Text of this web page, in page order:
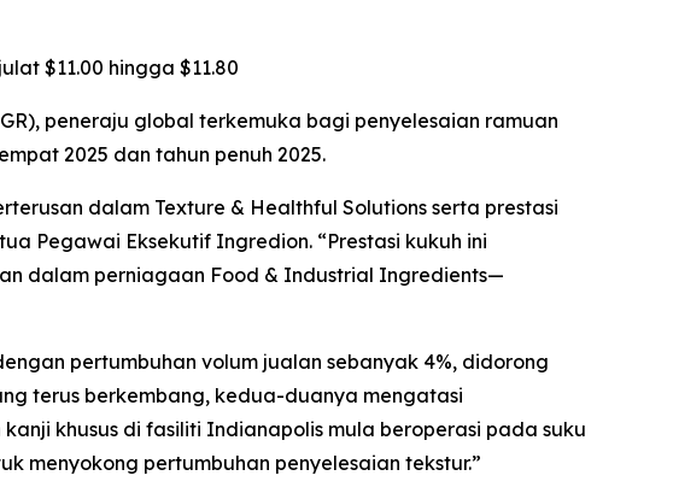
$11.00 hingga $11.80
peneraju global terkemuka bagi penyelesaian ramuan
2025 dan tahun penuh 2025.
dalam Texture & Healthful Solutions serta prestasi
Pegawai Eksekutif Ingredion. “Prestasi kukuh ini
dalam perniagaan Food & Industrial Ingredients—
pertumbuhan volum jualan sebanyak 4%, didorong
terus berkembang, kedua-duanya mengatasi
khusus di fasiliti Indianapolis mula beroperasi pada suku
menyokong pertumbuhan penyelesaian tekstur.”